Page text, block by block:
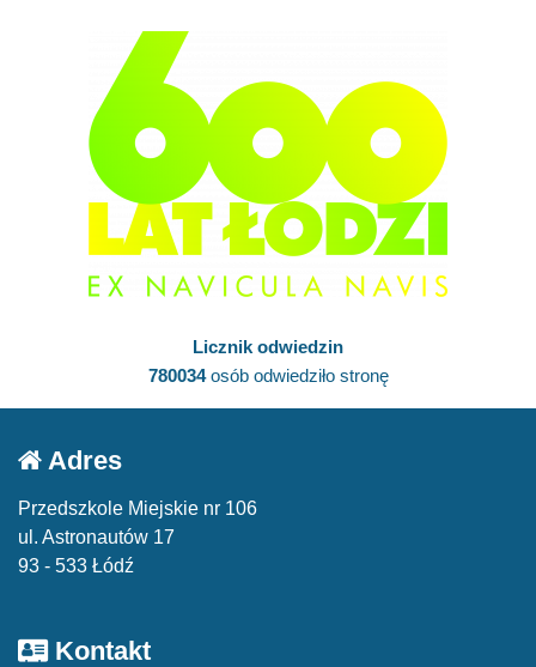
Licznik odwiedzin
780034osób odwiedziło stronę
Adres
Przedszkole Miejskie nr 106
ul. Astronautów 17
93 - 533 Łódź
Kontakt